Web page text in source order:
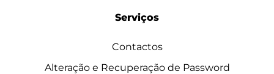
Serviços
Contactos
Alteração e Recuperação de Password